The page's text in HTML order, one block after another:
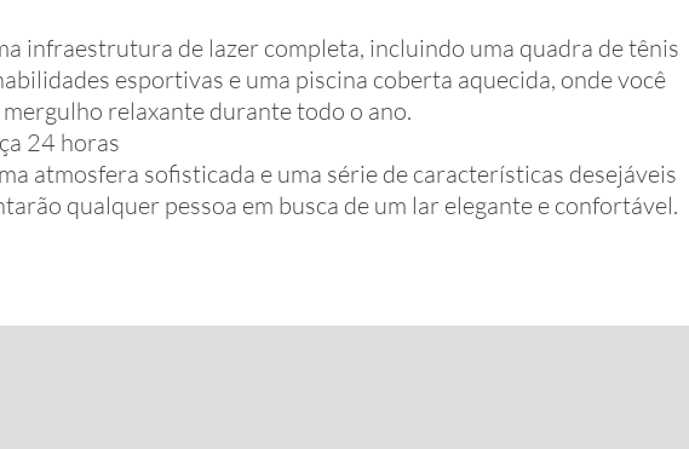
infraestrutura de lazer completa, incluindo uma quadra de tênis
esportivas e uma piscina coberta aquecida, onde você
relaxante durante todo o ano.
24 horas
atmosfera sofisticada e uma série de características desejáveis
qualquer pessoa em busca de um lar elegante e confortável.